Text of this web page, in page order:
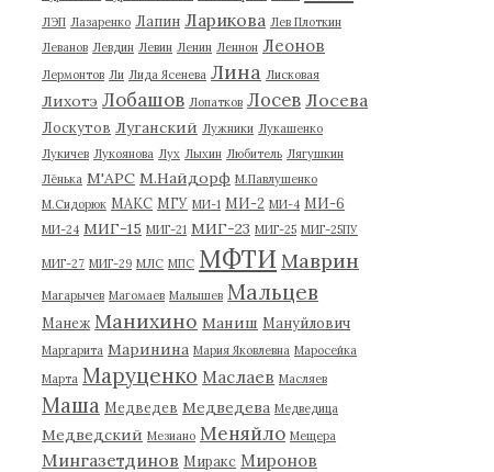
ЛЭП Лазаренко Лапин Ларикова Лев Плоткин
Леванов Левдин Левин Ленин Леннон Леонов
Лермонтов Ли Лида Ясенева Лина Лисковая
Лихотэ Лобашов Лопатков Лосев Лосева
Лоскутов Луганский Лужники Лукашенко
Лукичев Лукоянова Лух Лыхин Любитель Лягушкин
Лёнька М'АРС М.Найдорф М.Павлушенко
М.Сидорюк МАКС МГУ МИ-1 МИ-2 МИ-4 МИ-6
МИ-24 МИГ-15 МИГ-21 МИГ-23 МИГ-25 МИГ-25ПУ
МИГ-27 МИГ-29 МЛС МПС МФТИ Маврин
Магарычев Магомаев Малышев Мальцев
Манеж Манихино Маниш Мануйлович
Маргарита Маринина Мария Яковлевна Маросейка
Марта Маруценко Маслаев Масляев
Маша Медведев Медведева Медведица
Медведский Мезиано Меняйло Мещера
Мингазетдинов Миракс Миронов